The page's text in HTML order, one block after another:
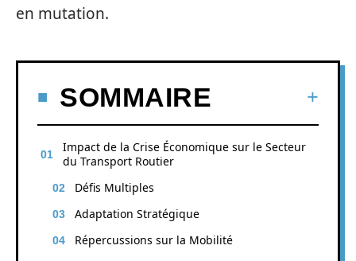
en mutation.
SOMMAIRE
Impact de la Crise Économique sur le Secteur
du Transport Routier
Défis Multiples
Adaptation Stratégique
Répercussions sur la Mobilité